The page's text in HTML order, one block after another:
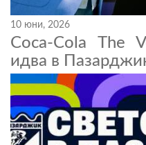
10 юни, 2026
Coca-Cola The
идва в